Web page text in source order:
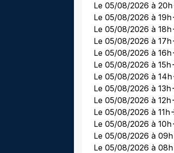
Le 05/08/2026 à 20h
Le 05/08/2026 à 19h
Le 05/08/2026 à 18h
Le 05/08/2026 à 17h
Le 05/08/2026 à 16h
Le 05/08/2026 à 15h
Le 05/08/2026 à 14h
Le 05/08/2026 à 13h
Le 05/08/2026 à 12h
Le 05/08/2026 à 11h
Le 05/08/2026 à 10h
Le 05/08/2026 à 09h
Le 05/08/2026 à 08h